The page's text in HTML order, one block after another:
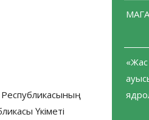
Үкіметі
«Жас